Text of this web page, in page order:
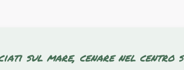
sul mare, cenare nel centro